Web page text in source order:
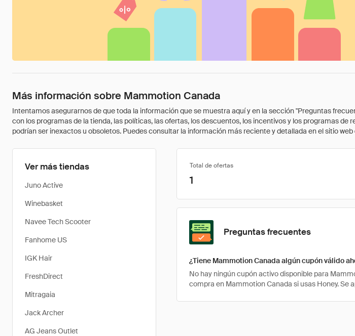
Más información sobre Mammotion Canada
Intentamos asegurarnos de que toda la información que se muestra aquí y en la sección "Preguntas
con los programas de la tienda, las políticas, las ofertas, los descuentos, los incentivos y los programas
podrían ser inexactos u obsoletos. Puedes consultar la información más reciente y detallada en el sitio web
Ver más tiendas
Juno Active
Winebasket
Navee Tech Scooter
Fanhome US
IGK Hair
FreshDirect
Mitragaia
Jack Archer
AG Jeans Outlet
Total de ofertas
1
Preguntas frecuentes
¿Tiene Mammotion Canada algún cupón válido
No hay ningún cupón activo disponible para
compra en Mammotion Canada si usas Honey. Se